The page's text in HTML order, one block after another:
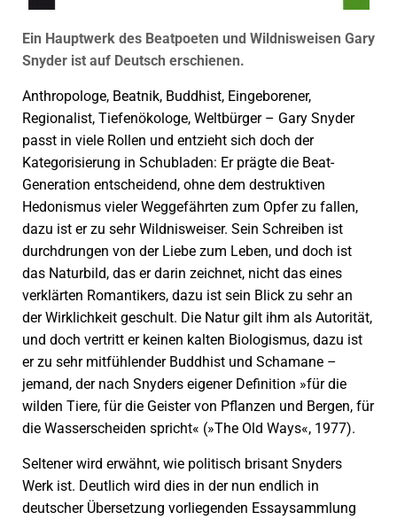
Ein Hauptwerk des Beatpoeten und Wildnisweisen Gary
Snyder ist auf Deutsch erschienen.
Anthropologe, Beatnik, Buddhist, Eingeborener,
Regionalist, Tiefenökologe, Weltbürger – Gary ­Snyder
passt in viele Rollen und entzieht sich doch der
Kategorisierung in Schubladen: Er prägte die Beat-
Generation entscheidend, ohne dem destruktiven
Hedonismus vieler Weggefährten zum Opfer zu fallen,
dazu ist er zu sehr Wildnisweiser. Sein Schreiben ist
durchdrungen von der Liebe zum Leben, und doch ist
das Naturbild, das er darin zeichnet, nicht das eines
verklärten Romantikers, dazu ist sein Blick zu sehr an
der Wirklichkeit geschult. Die Natur gilt ihm als Autorität,
und doch vertritt er keinen kalten Biologismus, dazu ist
er zu sehr mitfühlender Buddhist und Schamane –
jemand, der nach Snyders eigener Definition »für die
wilden Tiere, für die Geister von Pflanzen und Bergen, für
die Wasserscheiden spricht« (»The Old Ways«, 1977).
Seltener wird erwähnt, wie politisch brisant ­Snyders
Werk ist. Deutlich wird dies in der nun endlich in
deutscher Übersetzung vorliegenden Essay­sammlung